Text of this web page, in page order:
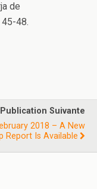
de
45-48.
Publication Suivante
2018 – A New
Report Is Available